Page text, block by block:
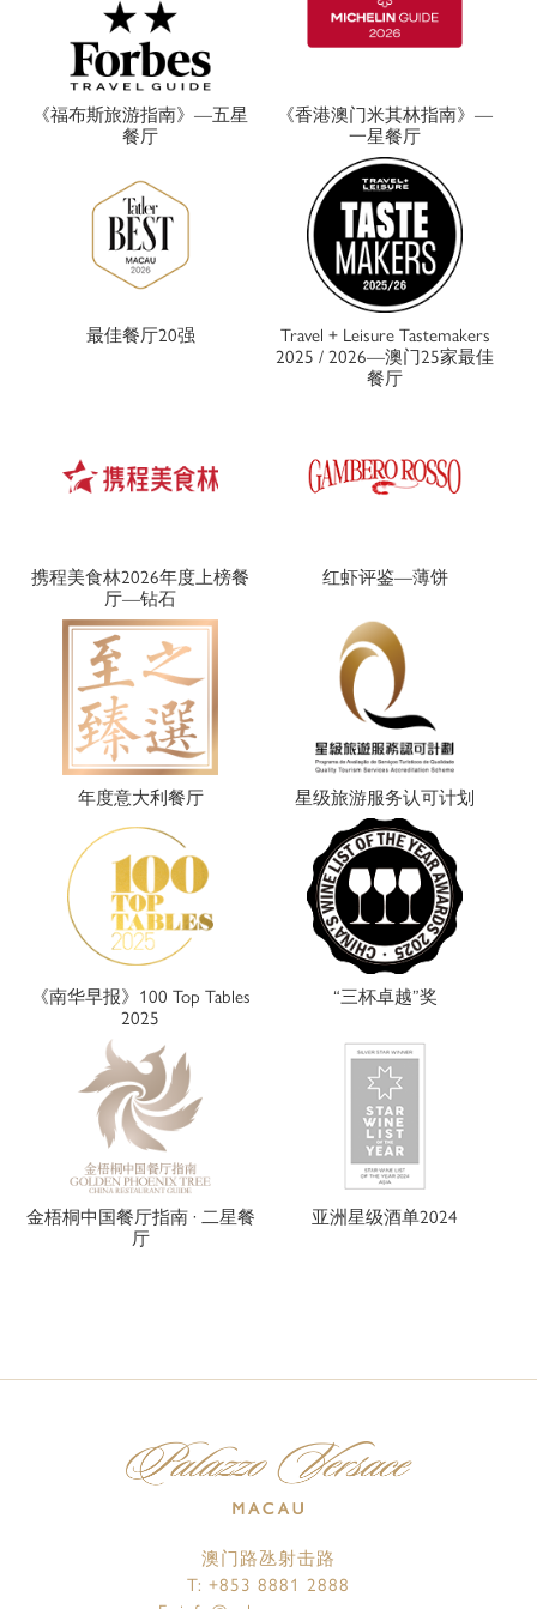
《福布斯旅游指南》—五星
餐厅
《香港澳门米其林指南》—
一星餐厅
最佳餐厅20强
Travel + Leisure Tastemakers
2025 / 2026—澳门25家最佳
餐厅
携程美食林2026年度上榜餐
厅—钻石
红虾评鉴—薄饼
年度意大利餐厅 星级旅游服务认可计划
《南华早报》100 Top Tables
2025
“三杯卓越”奖
金梧桐中国餐厅指南 · 二星餐
厅
亚洲星级酒单2024
澳门路氹射击路
T: +853 8881 2888